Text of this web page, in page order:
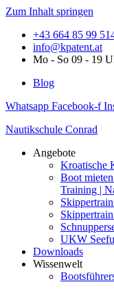
Zum Inhalt springen
+43 664 85 99
info@kpatent.at
Mo - So 09 - 19
Blog
Whatsapp Facebook-f
Nautikschule Conrad
Angebote
Kroatische
Boot
Training |
UKW
Downloads
Wissenwelt